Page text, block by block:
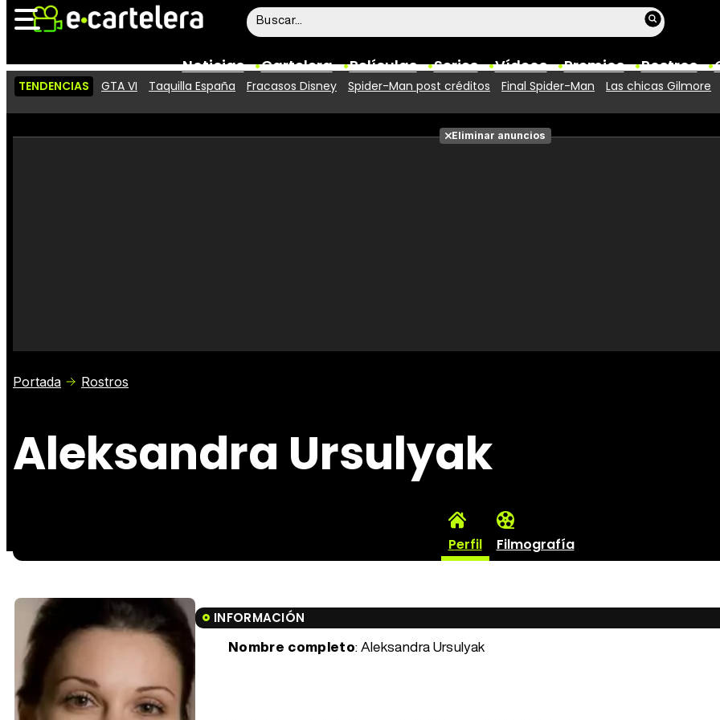
Noticias Cartelera Películas Series Vídeos Premios Rostros
Vídeos
Taquilla Fotos
TENDENCIAS GTA VI Taquilla España Fracasos Disney Spider-Man post créditos Final Spider-Man Las chicas Gilmore
Eliminar anuncios
Portada Rostros
Aleksandra Ursulyak
Perfil Filmografía
INFORMACIÓN
Nombre completo: Aleksandra Ursulyak